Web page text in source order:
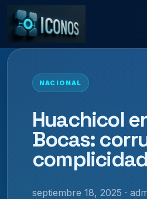
NACIONAL
Huachicol
Bocas:
septiembre 18, 2025 ·